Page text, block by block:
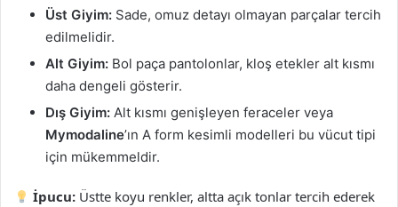
Üst Giyim: Sade, omuz detayı olmayan parçalar tercih
edilmelidir.
Alt Giyim: Bol paça pantolonlar, kloş etekler alt kısmı
daha dengeli gösterir.
Dış Giyim: Alt kısmı genişleyen feraceler veya
Mymodaline’ın A form kesimli modelleri bu vücut tipi
için mükemmeldir.
İpucu: Üstte koyu renkler, altta açık tonlar tercih ederek